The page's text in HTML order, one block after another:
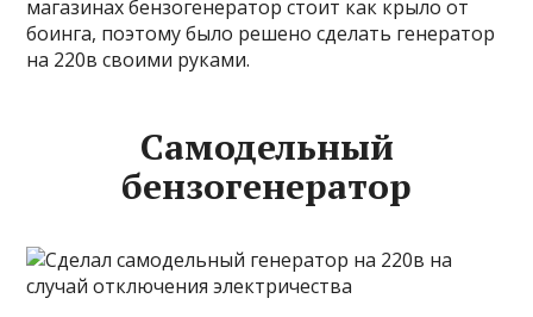
магазинах бензогенератор стоит как крыло от
боинга, поэтому было решено сделать генератор
на 220в своими руками.
Самодельный
бензогенератор